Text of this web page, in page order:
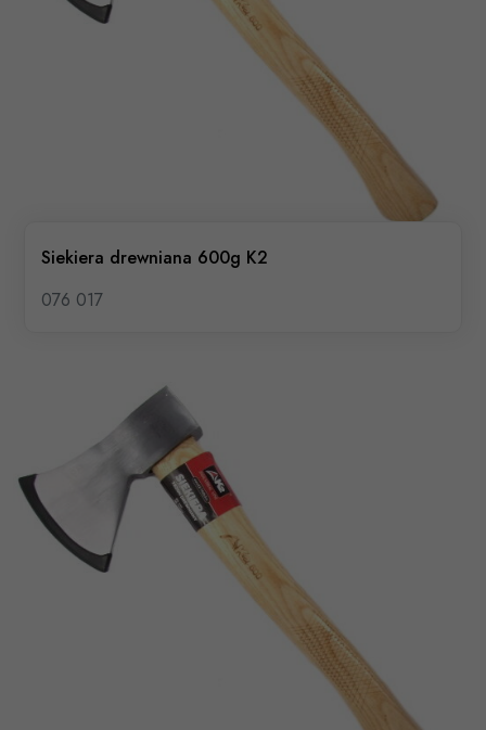
Siekiera drewniana 600g K2
076 017